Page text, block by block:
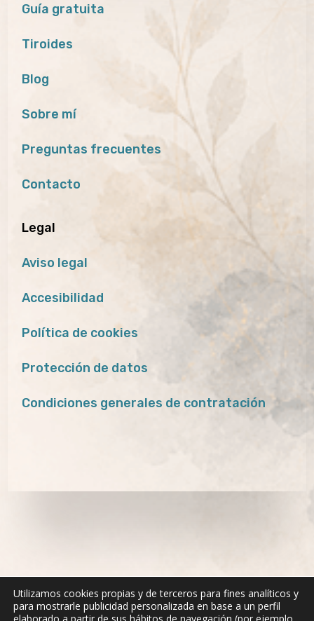
Guía gratuita
Tiroides
Blog
Sobre mí
Preguntas frecuentes
Contacto
Legal
Aviso legal
Accesibilidad
Política de cookies
Protección de datos
Condiciones generales de contratación
Utilizamos cookies propias y de terceros para fines analíticos y
para mostrarle publicidad personalizada en base a un perfil